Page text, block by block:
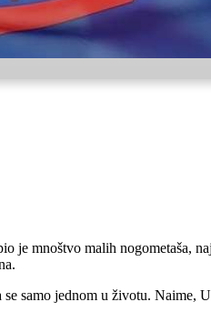
mnoštvo malih nogometaša,
samo jednom u životu. Naime,